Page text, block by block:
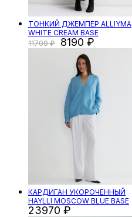
ТОНКИЙ ДЖЕМПЕР ALLIYMA
WHITE CREAM BASE
11700
8190
КАРДИГАН УКОРОЧЕННЫЙ
HAYLLI MOSCOW BLUE BASE
23970